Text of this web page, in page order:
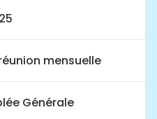
mensuelle
Générale